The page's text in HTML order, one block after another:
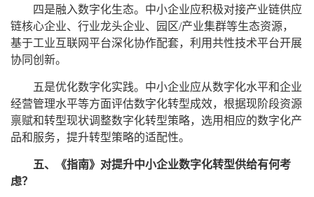
四是融入数字化生态。中小企业应积极对接产业链供应
链核心企业、行业龙头企业、园区/产业集群等生态资源，
基于工业互联网平台深化协作配套，利用共性技术平台开展
协同创新。
五是优化数字化实践。中小企业应从数字化水平和企业
经营管理水平等方面评估数字化转型成效，根据现阶段资源
禀赋和转型现状调整数字化转型策略，选用相应的数字化产
品和服务，提升转型策略的适配性。
五、《指南》对提升中小企业数字化转型供给有何考
虑？